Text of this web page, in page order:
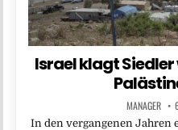
Israel klagt
MANAGER
In den vergangenen Jahren